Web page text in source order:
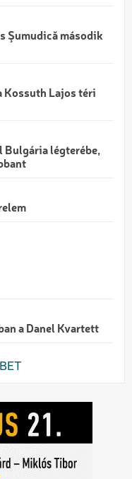
Şumudică második
Kossuth Lajos téri
Bulgária légterébe,
a Danel Kvartett